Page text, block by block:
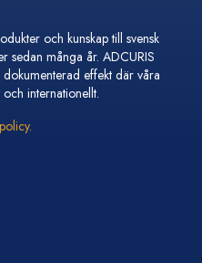
och kunskap till svensk
sedan många år. ADCURIS
effekt där våra
internationellt.